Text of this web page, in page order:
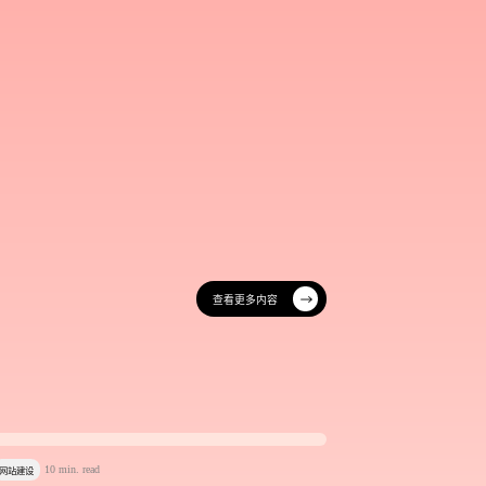
查看更多内容
拆解网页布局里的逻辑与巧思
拆解网页布局里的逻辑与巧思
网站建设 10 min. read